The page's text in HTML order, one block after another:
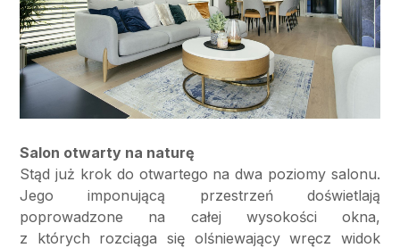
Salon otwarty na naturę
Stąd już krok do otwartego na dwa poziomy salonu.
Jego imponującą przestrzeń doświetlają
poprowadzone na całej wysokości okna,
z których rozciąga się olśniewający wręcz widok